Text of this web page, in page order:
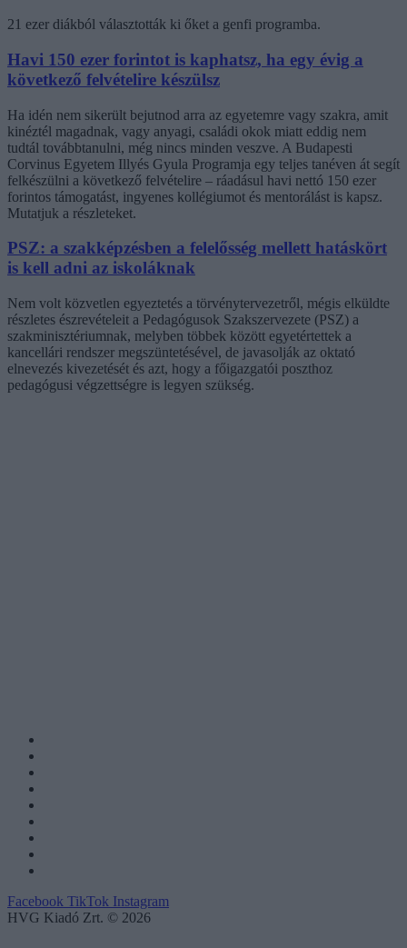
21 ezer diákból választották ki őket a genfi programba.
Havi 150 ezer forintot is kaphatsz, ha egy évig a
következő felvételire készülsz
Ha idén nem sikerült bejutnod arra az egyetemre vagy szakra, amit
kinéztél magadnak, vagy anyagi, családi okok miatt eddig nem
tudtál továbbtanulni, még nincs minden veszve. A Budapesti
Corvinus Egyetem Illyés Gyula Programja egy teljes tanéven át segít
felkészülni a következő felvételire – ráadásul havi nettó 150 ezer
forintos támogatást, ingyenes kollégiumot és mentorálást is kapsz.
Mutatjuk a részleteket.
PSZ: a szakképzésben a felelősség mellett hatáskört
is kell adni az iskoláknak
Nem volt közvetlen egyeztetés a törvénytervezetről, mégis elküldte
részletes észrevételeit a Pedagógusok Szakszervezete (PSZ) a
szakminisztériumnak, melyben többek között egyetértettek a
kancellári rendszer megszüntetésével, de javasolják az oktató
elnevezés kivezetését és azt, hogy a főigazgatói poszthoz
pedagógusi végzettségre is legyen szükség.
Facebook TikTok Instagram
HVG Kiadó Zrt. © 2026